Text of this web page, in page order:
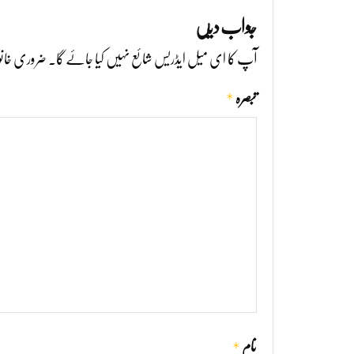
جواب دیں
آپ کا ای میل ایڈریس شائع نہیں کیا جائے گا۔ ضروری
تبصرہ *
نام *